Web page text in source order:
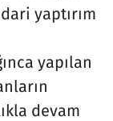
yaptırım
yapılan
devam